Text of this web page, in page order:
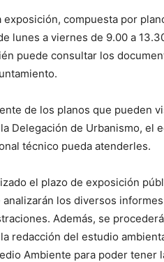
exposición, compuesta por
lunes a viernes de 9.00 a
puede consultar los
de los planos que pueden
Delegación de Urbanismo, el
técnico pueda atenderles.
el plazo de exposición
analizarán los diversos
Además, se
la redacción del estudio
Ambiente para poder tener